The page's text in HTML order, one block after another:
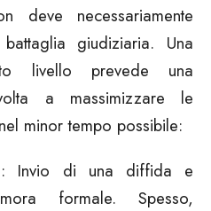
deve necessariamente
giudiziaria. Una
livello prevede una
a massimizzare le
minor tempo possibile:
Invio di una diffida e
formale. Spesso,